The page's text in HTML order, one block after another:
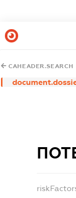
CAHEADER.SEARCH